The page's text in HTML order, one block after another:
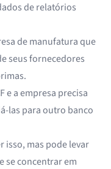
de relatórios
de manufatura que
seus fornecedores
e a empresa precisa
las para outro banco
isso, mas pode levar
se concentrar em